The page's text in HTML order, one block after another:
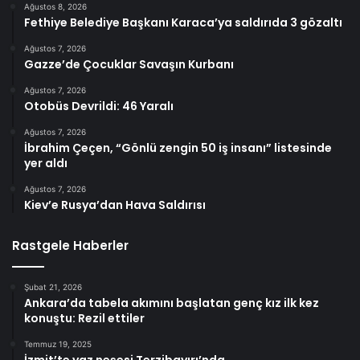
Ağustos 8, 2026
Fethiye Belediye Başkanı Karaca’ya saldırıda 3 gözaltı
Ağustos 7, 2026
Gazze’de Çocuklar Savaşın Kurbanı
Ağustos 7, 2026
Otobüs Devrildi: 46 Yaralı
Ağustos 7, 2026
İbrahim Çeçen, “Gönlü zengin 50 iş insanı” listesinde
yer aldı
Ağustos 7, 2026
Kiev’e Rusya’dan Hava Saldırısı
Rastgele Haberler
Şubat 21, 2026
Ankara’da tabela akımını başlatan genç kız ilk kez
konuştu: Rezil ettiler
Temmuz 19, 2025